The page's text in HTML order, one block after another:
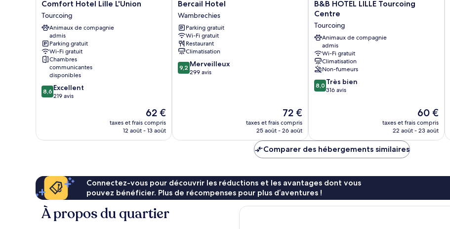
Comfort
Hotel
Lille
L'Union
Tourcoing
Comfort Hotel Lille L'Union
Tourcoing
Animaux de compagnie
admis
Parking gratuit
Wi-Fi gratuit
Chambres
communicantes
disponibles
8.6
sur
8,6 Excellent
219 avis
Le
nouveau
prix
62 €
taxes et frais compris
12 août - 13 août
Bercail
Hotel
Wambrechies
Bercail Hotel
Wambrechies
Parking gratuit
Wi-Fi gratuit
Restaurant
Climatisation
9.2
sur
9,2 Merveilleux
299 avis
Le
nouveau
prix
de
72 €
taxes et frais compris
25 août - 26 août
B&B
HOTEL
Tourcoing
Centre
Tourcoing
B&B HOTEL LILLE Tourcoing
Centre
Tourcoing
Animaux de compagnie
admis
Wi-Fi gratuit
Climatisation
Non-fumeurs
8.0
sur
8,0 Très bien
316 avis
Le
nouveau
prix
60 €
taxes et frais compris
22 août - 23 août
Comparer des hébergements similaires
Connectez-vous pour découvrir les réductions et les avantages dont vous
pouvez bénéficier. Plus de récompenses pour plus d’aventures !
À propos du quartier